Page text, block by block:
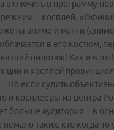
включить в программу
– косплей.
аниме и манги
в его костюм,
пилотаж! Как и в
и косплей
Но если судить
и косплееры из центра
больше аудитория – в
таких, кто когда­-